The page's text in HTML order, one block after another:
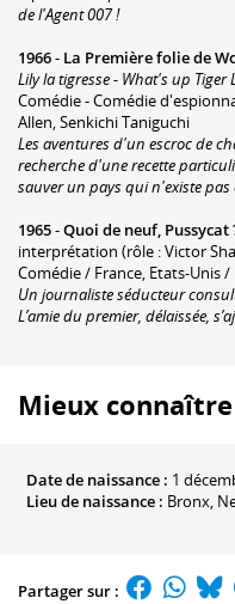
de l'Agent 007 !
1966- La Première folie de
Lily la tigresse - What's up Tiger
Comédie - Comédie
Allen, Senkichi Taniguchi
Les aventures d'un escroc de
recherche d'une recette
sauver un pays qui n'existe pas
1965-Quoi de neuf, Pussycat
interprétation (rôle : Victor
Comédie / France, Etats-Unis
Un journaliste séducteur
L’amie du premier, délaissée,
Mieux
Date de naissance : 1
Lieu de naissance : Bronx,
Partager sur :